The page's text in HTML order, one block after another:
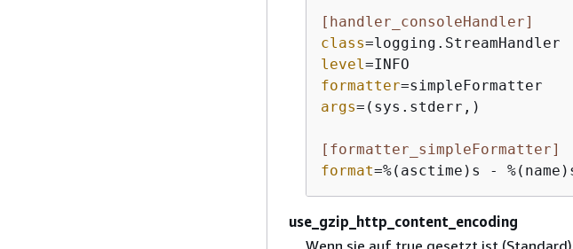
[handler_consoleHandler]
class
level
formatter
args=(sys.stderr,)
[formatter_simpleFormatter]
format=%(asctime)s -
use_gzip_http_content_encoding
Wenn sie auf true gesetzt ist